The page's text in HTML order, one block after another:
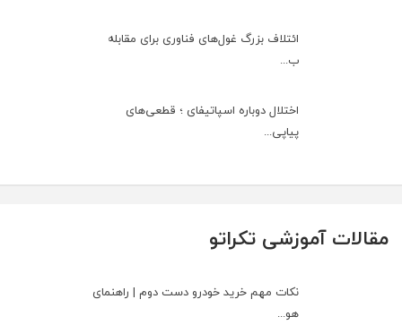
ائتلاف بزرگ غول‌های فناوری برای مقابله
ب...
اختلال دوباره اسپاتیفای ؛ قطعی‌های
پیاپی...
مقالات آموزشی تکراتو
نکات مهم خرید خودرو دست دوم | راهنمای
هو...